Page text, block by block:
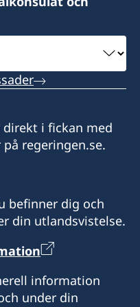
Avenue de
B.P. 1935,
N'Djamena
i fickan med
på regeringen.se.
befinner dig och
din utlandsvistelse.
information
under din